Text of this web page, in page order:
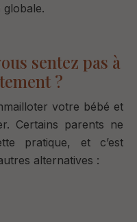
globale.
sentez pas à
?
votre bébé et
Certains parents ne
pratique, et c’est
alternatives :